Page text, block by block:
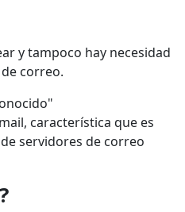
y tampoco hay necesidad
correo.
característica que es
servidores de correo